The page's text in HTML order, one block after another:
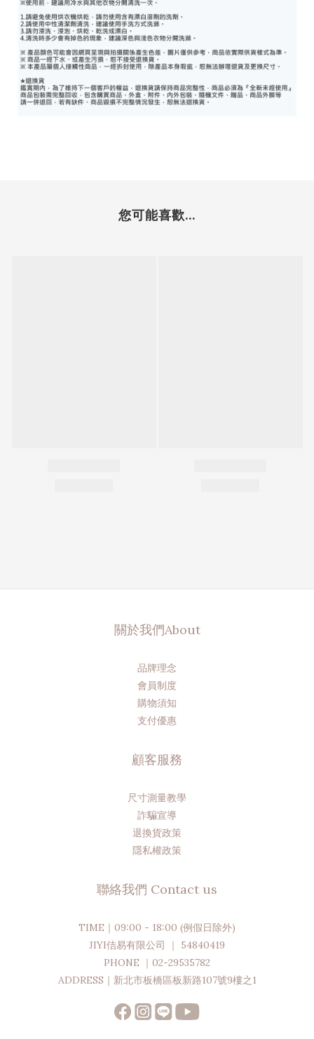
您可能喜歡...
關於我們About
品牌理念
會員制度
購物須知
支付優惠
顧客服務
尺寸測量教學
詐騙宣導
退換貨政策
隱私權政策
聯絡我們 Contact us
TIME｜09:00 - 18:00 (例假日除外)
JIYI佶易有限公司 ｜ 54840419
PHONE ｜02-29535782
ADDRESS｜新北市板橋區板新路107號9樓之1